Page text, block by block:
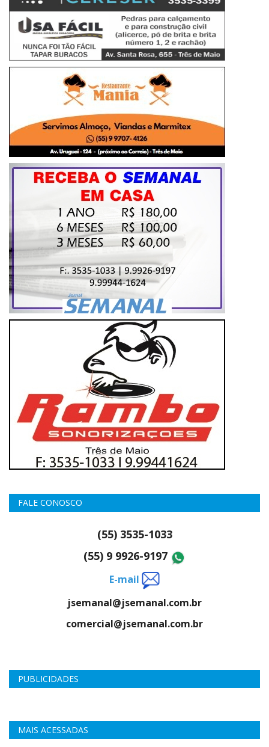
FALE CONOSCO
(55) 3535-1033
(55) 9 9926-9197
E-mail
jsemanal@jsemanal.com.br
comercial@jsemanal.com.br
PUBLICIDADES
MAIS ACESSADAS